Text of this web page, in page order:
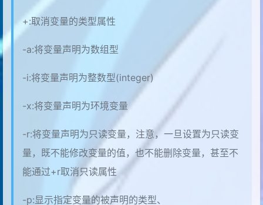
22
23
24
26
28
sum=$(($num1+$num2))
echo $sum
[root@shell datas]# ./count2.sh
请输入第一个数字：1
请输入第二个数字：         #我这里输入的是12
13
+:取消变量的类型属性
-a:将变量声明为数组型
-i:将变量声明为整数型(integer)
-x:将变量声明为环境变量
-r:将变量声明为只读变量，注意，一旦设置为只读变
量，既不能修改变量的值，也不能删除变量，甚至不
能通过+r取消只读属性
-p:显示指定变量的被声明的类型、